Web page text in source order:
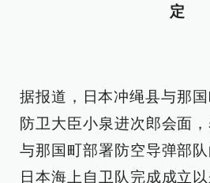
定
据报道，日本冲绳县与那
防卫大臣小泉进次郎会面
与那国町部署防空导弹部
日本海上自卫队完成成立